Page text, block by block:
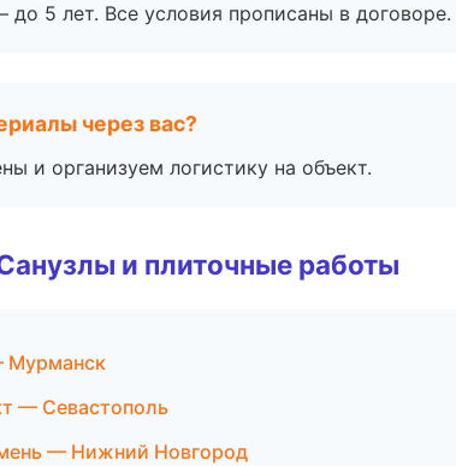
5 лет. Все условия прописаны в договоре.
через вас?
и организуем логистику на объект.
и плиточные работы
Мурманск
— Севастополь
— Нижний Новгород